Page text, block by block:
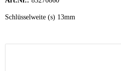
Schlüsselweite (s) 13mm